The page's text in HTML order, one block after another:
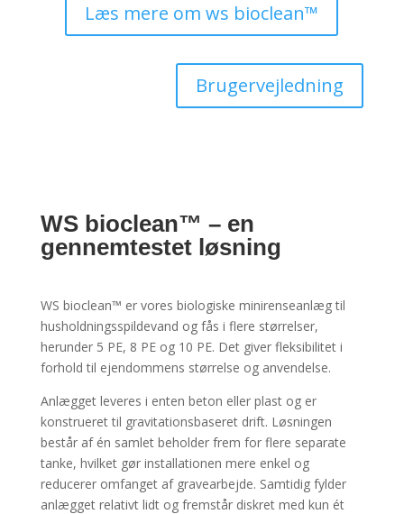
Læs mere om ws bioclean™
Brugervejledning
WS bioclean™ – en
gennemtestet løsning
WS bioclean™ er vores biologiske minirenseanlæg til
husholdningsspildevand og fås i flere størrelser,
herunder 5 PE, 8 PE og 10 PE. Det giver fleksibilitet i
forhold til ejendommens størrelse og anvendelse.
Anlægget leveres i enten beton eller plast og er
konstrueret til gravitationsbaseret drift. Løsningen
består af én samlet beholder frem for flere separate
tanke, hvilket gør installationen mere enkel og
reducerer omfanget af gravearbejde. Samtidig fylder
anlægget relativt lidt og fremstår diskret med kun ét